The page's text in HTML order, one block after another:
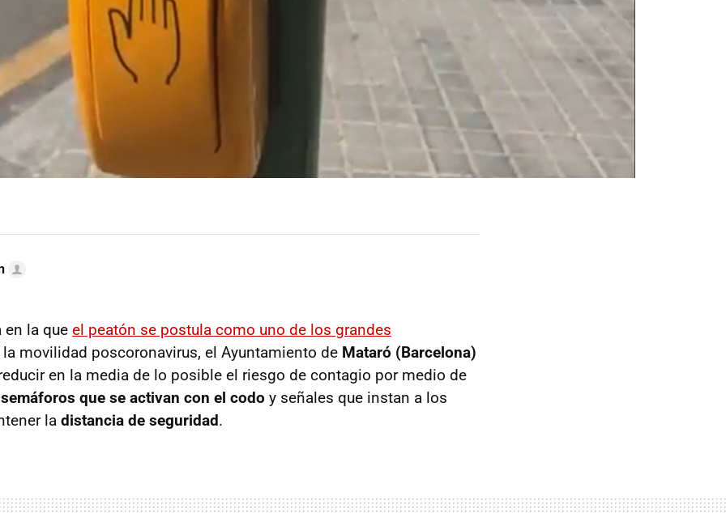
en la que el peatón se postula como uno de los grandes
movilidad poscoronavirus, el Ayuntamiento de Mataró (Barcelona)
en la media de lo posible el riesgo de contagio por medio de
semáforos que se activan con el codo y señales que instan a los
la distancia de seguridad.